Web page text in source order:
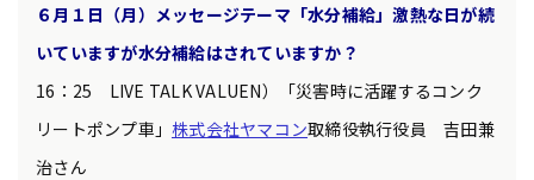
６ 月１ 日（月） メッセージテーマ「水分補給」激熱な日が続
いていますが水分補給はされていますか？
16：25 LIVE TALK VALUEN）「災害時に活躍するコンク
リートポンプ車」 株式会社ヤマコン取締役執行役員 吉田兼
治さん